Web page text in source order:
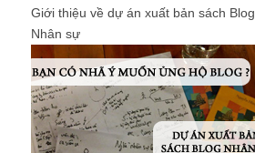
Giới thiệu về dự án xuất bản sách Blog
Nhân sự